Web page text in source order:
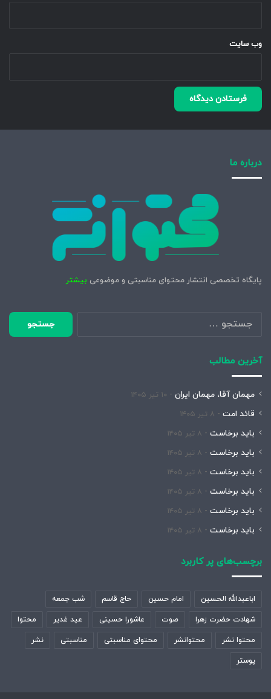
وب‌ سایت
درباره ما
پایگاه تخصصی انتشار محتوای مناسبتی و موضوعی بیشتر
جستجو
برای:
آخرین مطالب
مهمان آقا، مهمان ایران ۱۰ تیر ۱۴۰۵
قائد امت ۸ تیر ۱۴۰۵
باید برخاست ۸ تیر ۱۴۰۵
باید برخاست ۸ تیر ۱۴۰۵
باید برخاست ۸ تیر ۱۴۰۵
باید برخاست ۸ تیر ۱۴۰۵
باید برخاست ۸ تیر ۱۴۰۵
باید برخاست ۸ تیر ۱۴۰۵
برچسب‌های پر کاربرد
اباعبدالله الحسین امام حسین حاج قاسم شب جمعه
شهادت حضرت زهرا صوت عاشورا حسینی عید غدیر محتوا
محتوا نشر محتوانشر محتوای مناسبتی مناسبتی نشر
پوستر